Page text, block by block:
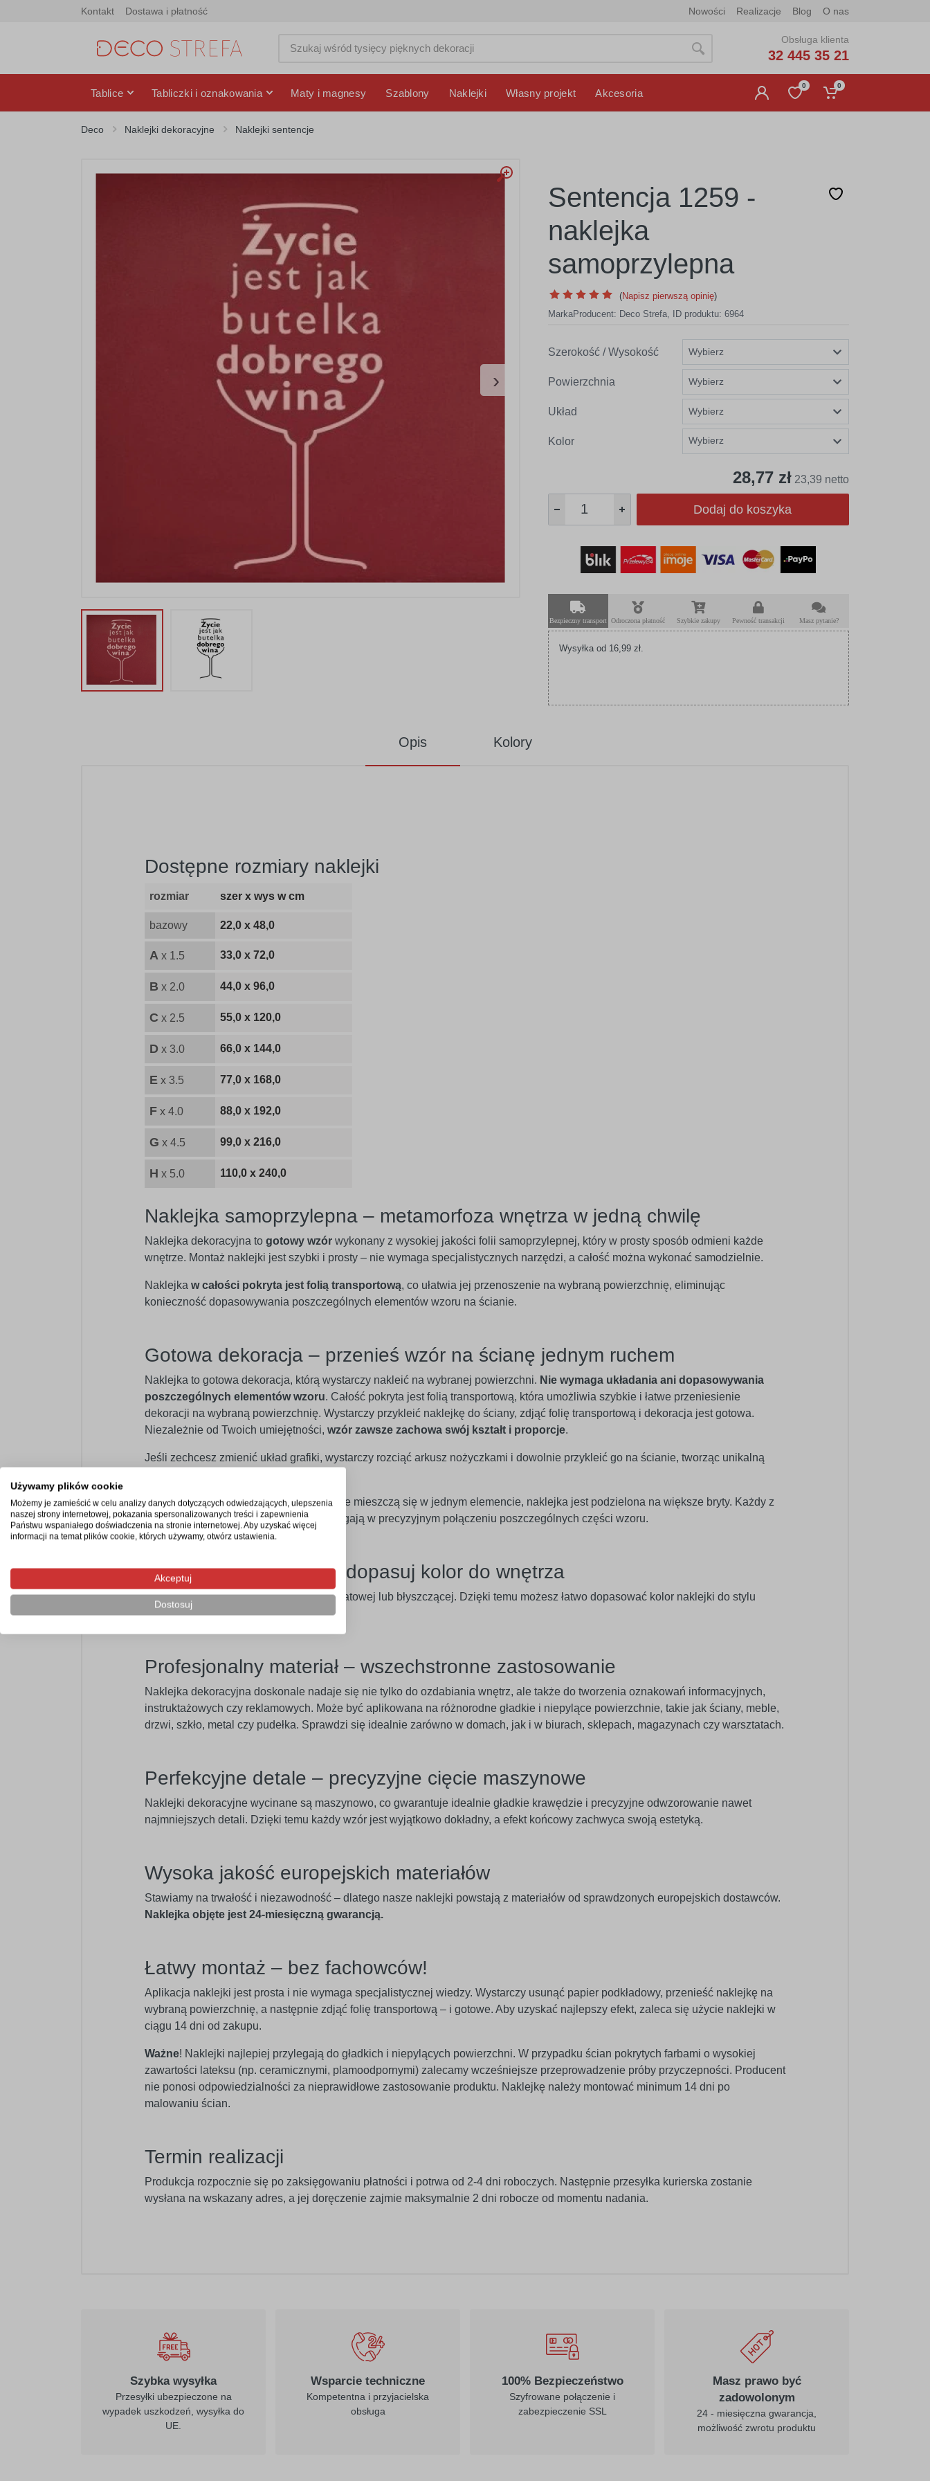
Kontakt Dostawa i płatność Nowości Realizacje Blog O nas
Obsługa klienta
32 445 35 21
Tablice Tabliczki i oznakowania Maty i magnesy Szablony Naklejki Własny projekt Akcesoria
0 0
Deco Naklejki dekoracyjne Naklejki sentencje
›
Sentencja 1259 -
naklejka
samoprzylepna
(Napisz pierwszą opinię)
MarkaProducent: Deco Strefa, ID produktu: 6964
Szerokość / Wysokość
Powierzchnia
Układ
Kolor Wybierz
28,77 zł 23,39 netto
Dodaj do koszyka
Bezpieczny transport Odroczona płatność Szybkie zakupy Pewność transakcji Masz pytanie?
Wysyłka od 16,99 zł.
Opis Kolory
Dostępne rozmiary naklejki
rozmiar szer x wys w cm
bazowy 22,0 x 48,0
A x 1.5 33,0 x 72,0
B x 2.0 44,0 x 96,0
C x 2.5 55,0 x 120,0
D x 3.0 66,0 x 144,0
E x 3.5 77,0 x 168,0
F x 4.0 88,0 x 192,0
G x 4.5 99,0 x 216,0
H x 5.0 110,0 x 240,0
Naklejka samoprzylepna – metamorfoza wnętrza w jedną chwilę
Naklejka dekoracyjna to gotowy wzór wykonany z wysokiej jakości folii samoprzylepnej, który w prosty sposób odmieni każde
wnętrze. Montaż naklejki jest szybki i prosty – nie wymaga specjalistycznych narzędzi, a całość można wykonać samodzielnie.
Naklejka w całości pokryta jest folią transportową, co ułatwia jej przenoszenie na wybraną powierzchnię, eliminując
konieczność dopasowywania poszczególnych elementów wzoru na ścianie.
Gotowa dekoracja – przenieś wzór na ścianę jednym ruchem
Naklejka to gotowa dekoracja, którą wystarczy nakleić na wybranej powierzchni. Nie wymaga układania ani dopasowywania
poszczególnych elementów wzoru. Całość pokryta jest folią transportową, która umożliwia szybkie i łatwe przeniesienie
dekoracji na wybraną powierzchnię. Wystarczy przykleić naklejkę do ściany, zdjąć folię transportową i dekoracja jest gotowa.
Niezależnie od Twoich umiejętności, wzór zawsze zachowa swój kształt i proporcje.
Jeśli zechcesz zmienić układ grafiki, wystarczy rozciąć arkusz nożyczkami i dowolnie przykleić go na ścianie, tworząc unikalną
W przypadku większych wzorów, które nie mieszczą się w jednym elemencie, naklejka jest podzielona na większe bryty. Każdy z
nich ma specjalne znaczniki, które pomagają w precyzyjnym połączeniu poszczególnych części wzoru.
Szeroka paleta barw – dopasuj kolor do wnętrza
Oferujemy paletę60 koloróww wersji matowej lub błyszczącej. Dzięki temu możesz łatwo dopasować kolor naklejki do stylu
swojego wnętrza.
Profesjonalny materiał – wszechstronne zastosowanie
Naklejka dekoracyjna doskonale nadaje się nie tylko do ozdabiania wnętrz, ale także do tworzenia oznakowań informacyjnych,
instruktażowych czy reklamowych. Może być aplikowana na różnorodne gładkie i niepylące powierzchnie, takie jak ściany, meble,
drzwi, szkło, metal czy pudełka. Sprawdzi się idealnie zarówno w domach, jak i w biurach, sklepach, magazynach czy warsztatach.
Perfekcyjne detale – precyzyjne cięcie maszynowe
Naklejki dekoracyjne wycinane są maszynowo, co gwarantuje idealnie gładkie krawędzie i precyzyjne odwzorowanie nawet
najmniejszych detali. Dzięki temu każdy wzór jest wyjątkowo dokładny, a efekt końcowy zachwyca swoją estetyką.
Wysoka jakość europejskich materiałów
Stawiamy na trwałość i niezawodność – dlatego nasze naklejki powstają z materiałów od sprawdzonych europejskich dostawców.
Naklejka objęte jest 24-miesięczną gwarancją.
Łatwy montaż – bez fachowców!
Aplikacja naklejki jest prosta i nie wymaga specjalistycznej wiedzy. Wystarczy usunąć papier podkładowy, przenieść naklejkę na
wybraną powierzchnię, a następnie zdjąć folię transportową – i gotowe. Aby uzyskać najlepszy efekt, zaleca się użycie naklejki w
ciągu 14 dni od zakupu.
Ważne! Naklejki najlepiej przylegają do gładkich i niepylących powierzchni. W przypadku ścian pokrytych farbami o wysokiej
zawartości lateksu (np. ceramicznymi, plamoodpornymi) zalecamy wcześniejsze przeprowadzenie próby przyczepności. Producent
nie ponosi odpowiedzialności za nieprawidłowe zastosowanie produktu. Naklejkę należy montować minimum 14 dni po
malowaniu ścian.
Termin realizacji
Produkcja rozpocznie się po zaksięgowaniu płatności i potrwa od 2-4 dni roboczych. Następnie przesyłka kurierska zostanie
wysłana na wskazany adres, a jej doręczenie zajmie maksymalnie 2 dni robocze od momentu nadania.
żółty
jasny żółty
kremowy
cytrynowy
Szybka wysyłka
Przesyłki ubezpieczone na
wypadek uszkodzeń, wysyłka do
UE.
Wsparcie techniczne
Kompetentna i przyjacielska
obsługa
100% Bezpieczeństwo
Szyfrowane połączenie i
zabezpieczenie SSL
Masz prawo być
zadowolonym
24 - miesięczna gwarancja,
możliwość zwrotu produktu
Używamy plików cookie
Możemy je zamieścić w celu analizy danych dotyczących odwiedzających, ulepszenia
naszej strony internetowej, pokazania spersonalizowanych treści i zapewnienia
Państwu wspaniałego doświadczenia na stronie internetowej. Aby uzyskać więcej
informacji na temat plików cookie, których używamy, otwórz ustawienia.
Akceptuj
Dostosuj